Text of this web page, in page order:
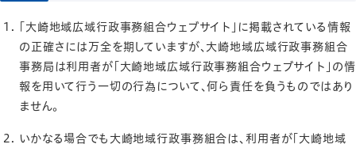
「大崎地域広域行政事務組合ウェブサイト」に掲載されている情報
の正確さには万全を期していますが、大崎地域広域行政事務組合
事務局は利用者が「大崎地域広域行政事務組合ウェブサイト」の情
報を用いて行う一切の行為について、何ら責任を負うものではあり
ません。
いかなる場合でも大崎地域行政事務組合は、利用者が「大崎地域